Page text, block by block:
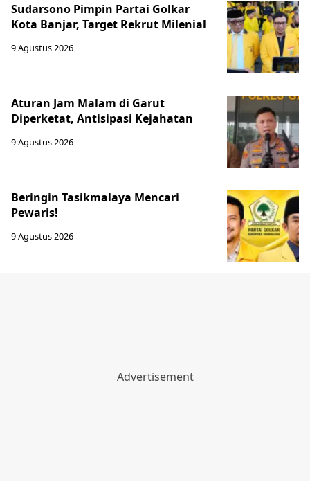
Sudarsono Pimpin Partai Golkar
Kota Banjar, Target Rekrut Milenial
9 Agustus 2026
Aturan Jam Malam di Garut
Diperketat, Antisipasi Kejahatan
9 Agustus 2026
Beringin Tasikmalaya Mencari
Pewaris!
9 Agustus 2026